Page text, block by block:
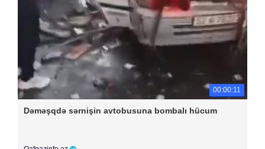
00:00:11
Dəməşqdə sərnişin avtobusuna bombalı hücum